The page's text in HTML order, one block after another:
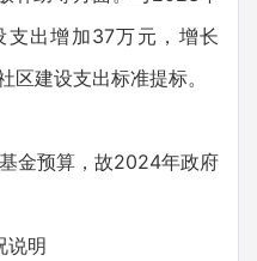
支出增加37万元，增长
区建设支出标准提标。
预算，故2024年政府
明